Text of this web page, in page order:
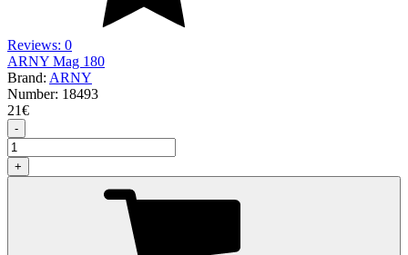
Reviews: 0
ARNY Mag 180
Brand: ARNY
Number: 18493
21€
-
+